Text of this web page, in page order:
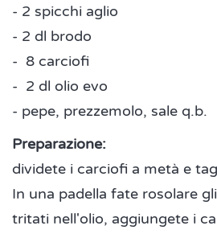
- 2 spicchi aglio
- 2 dl brodo
- 8 carciofi
- 2 dl olio evo
- pepe, prezzemolo, sale q.b.
Preparazione:
dividete i carciofi a metà e
In una padella fate rosolare
tritati nell'olio, aggiungete i